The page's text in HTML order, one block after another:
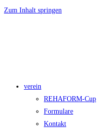
Zum Inhalt springen
verein
REHAFORM-Cup
Formulare
Kontakt